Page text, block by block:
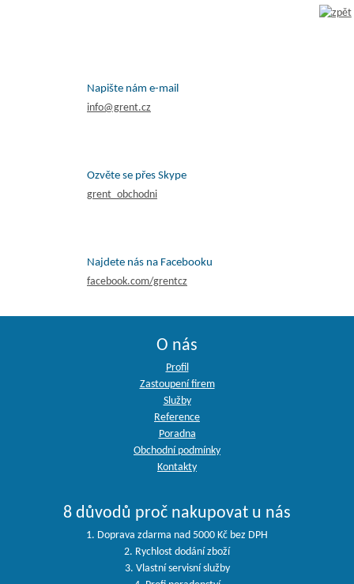
Napište nám e-mail
info@grent.cz
Ozvěte se přes Skype
grent_obchodni
Najdete nás na Facebooku
facebook.com/grentcz
O nás
Profil
Zastoupení firem
Služby
Reference
Poradna
Obchodní podmínky
Kontakty
8 důvodů proč nakupovat u nás
1. Doprava zdarma nad 5000 Kč bez DPH
2. Rychlost dodání zboží
3. Vlastní servisní služby